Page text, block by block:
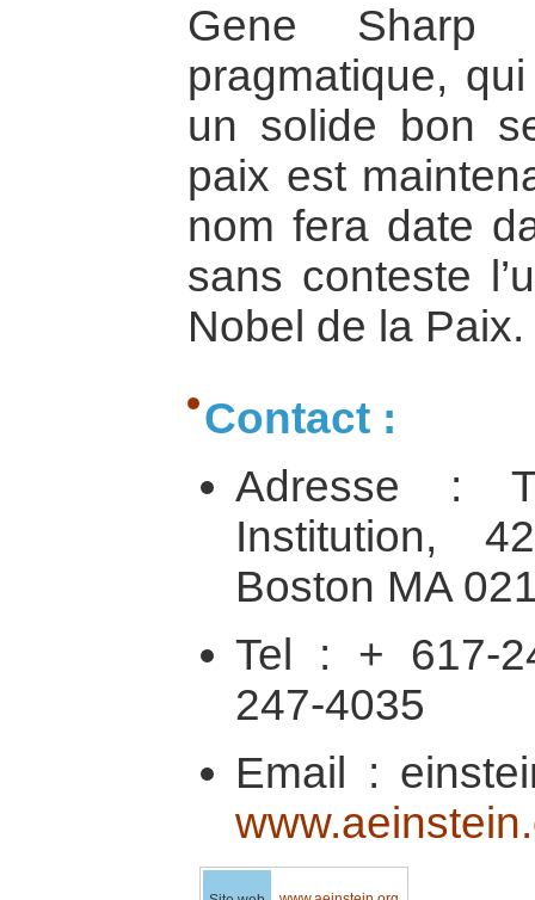
Gene Sharp
pragmatique,
un solide bon
paix est
nom fera date
sans conteste
Nobel de la Paix.
Contact :
Adresse :
Institution,
Boston MA
Tel : + 617-
247-4035
Email :